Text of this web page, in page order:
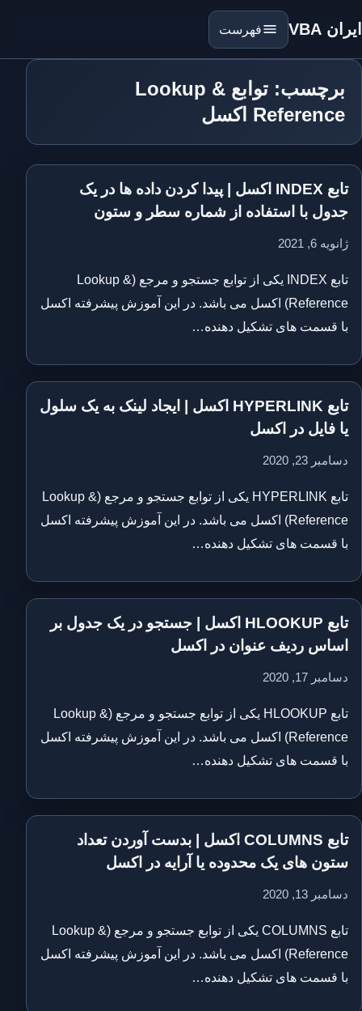
ایران VBA فهرست
برچسب: توابع Lookup &
Reference اکسل
تابع INDEX اکسل | پیدا کردن داده ها در یک
جدول با استفاده از شماره سطر و ستون
ژانویه 6, 2021
تابع INDEX یکی از توابع جستجو و مرجع (Lookup &
Reference) اکسل می باشد. در این آموزش پیشرفته اکسل
با قسمت های تشکیل دهنده…
تابع HYPERLINK اکسل | ایجاد لینک به یک سلول
یا فایل در اکسل
دسامبر 23, 2020
تابع HYPERLINK یکی از توابع جستجو و مرجع (Lookup &
Reference) اکسل می باشد. در این آموزش پیشرفته اکسل
با قسمت های تشکیل دهنده…
تابع HLOOKUP اکسل | جستجو در یک جدول بر
اساس ردیف عنوان در اکسل
دسامبر 17, 2020
تابع HLOOKUP یکی از توابع جستجو و مرجع (Lookup &
Reference) اکسل می باشد. در این آموزش پیشرفته اکسل
با قسمت های تشکیل دهنده…
تابع COLUMNS اکسل | بدست آوردن تعداد
ستون های یک محدوده یا آرایه در اکسل
دسامبر 13, 2020
تابع COLUMNS یکی از توابع جستجو و مرجع (Lookup &
Reference) اکسل می باشد. در این آموزش پیشرفته اکسل
با قسمت های تشکیل دهنده…